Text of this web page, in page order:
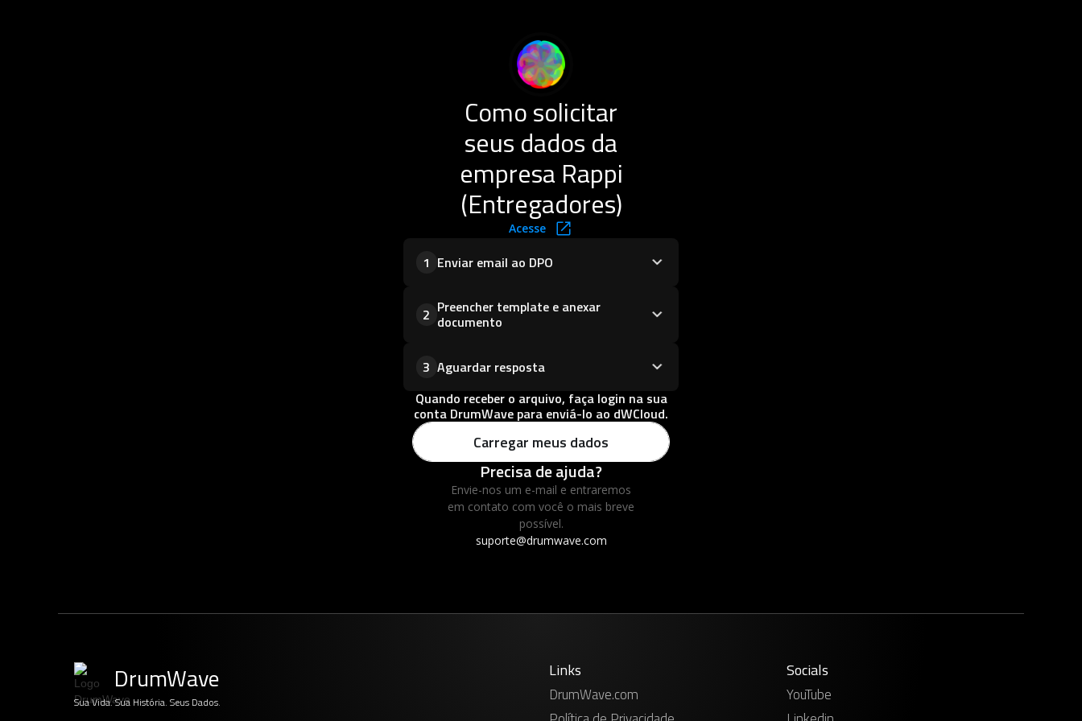
Como solicitar
seus dados da
empresa Rappi
(Entregadores)
Acesse
1 Enviar email ao DPO
2 Preencher template e anexar
documento
3 Aguardar resposta
Quando receber o arquivo, faça login na sua
conta DrumWave para enviá-lo ao dWCloud.
Carregar meus dados
Precisa de ajuda?
Envie-nos um e-mail e entraremos
em contato com você o mais breve
possível.
suporte@drumwave.com
DrumWave
Sua Vida. Sua História. Seus Dados.
Links
DrumWave.com
Socials
YouTube